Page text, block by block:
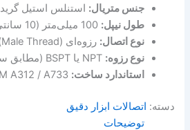
جنس متریال: استنلس استیل گرید SS316 یا SS316L
طول نیپل: 100 میلی‌متر (10 سانتی‌متر)
نوع اتصال: رزوه‌ای (Male Thread)
نوع رزوه: NPT یا BSPT (مطابق سفارش)
استاندارد ساخت:
دسته: اتصالات ابزار دقیق
توضیحات